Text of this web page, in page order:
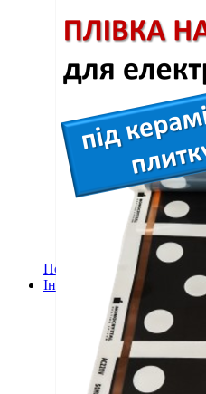
Самоклеюче
Самоклеючі
Самоклеюча
Самоклеюча
Самоклеюча
ПВХ панелі
Декоративна
ПВХ панелі
Плівка (рулони)
Самоклеюча
Плівка
Самоклеюча
Мозаїка з
Самоклеюча
Меблі для дому, дачі,
Показати усі Швидкий
Інфрачервона електрична
Інфрачервона
Готові комплекти
Комплекти
Комплекти
Комплекти
Комплекти